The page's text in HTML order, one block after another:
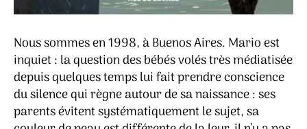
Nous sommes en 1998, à Buenos Aires. Mario est
inquiet : la question des bébés volés très médiatisée
depuis quelques temps lui fait prendre conscience
du silence qui règne autour de sa naissance : ses
parents évitent systématiquement le sujet, sa